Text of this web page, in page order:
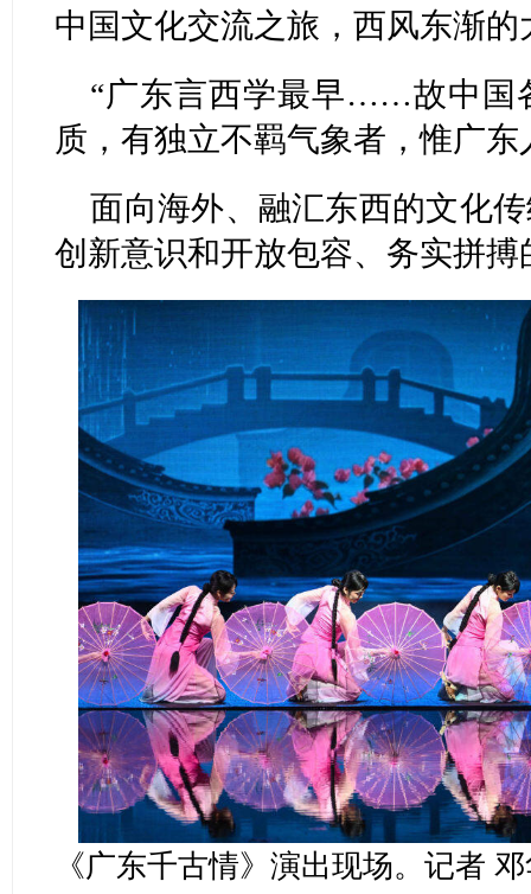
中国文化交流之旅，西风东渐
“广东言西学最早……故中国
质，有独立不羁气象者，惟广
面向海外、融汇东西的文化
创新意识和开放包容、务实拼搏
《广东千古情》演出现场。记者